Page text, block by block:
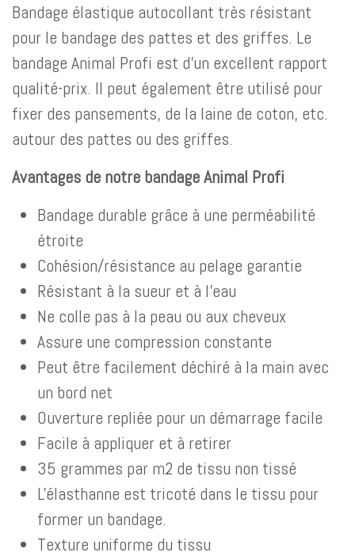
Bandage élastique autocollant très résistant
pour le bandage des pattes et des griffes. Le
bandage Animal Profi est d'un excellent rapport
qualité-prix. Il peut également être utilisé pour
fixer des pansements, de la laine de coton, etc.
autour des pattes ou des griffes.
Avantages de notre bandage Animal Profi
Bandage durable grâce à une perméabilité
étroite
Cohésion/résistance au pelage garantie
Résistant à la sueur et à l'eau
Ne colle pas à la peau ou aux cheveux
Assure une compression constante
Peut être facilement déchiré à la main avec
un bord net
Ouverture repliée pour un démarrage facile
Facile à appliquer et à retirer
35 grammes par m2 de tissu non tissé
L'élasthanne est tricoté dans le tissu pour
former un bandage.
Texture uniforme du tissu